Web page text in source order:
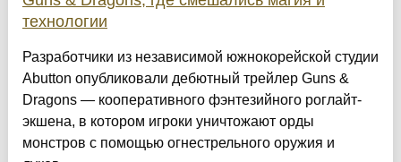
технологии
Разработчики из независимой южнокорейской студии
Abutton опубликовали дебютный трейлер Guns &
Dragons — кооперативного фэнтезийного роглайт-
экшена, в котором игроки уничтожают орды
монстров с помощью огнестрельного оружия и